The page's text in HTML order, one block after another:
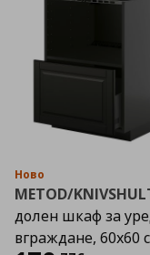
Ново
METOD/
долен шкаф за
вграждане, 60x60